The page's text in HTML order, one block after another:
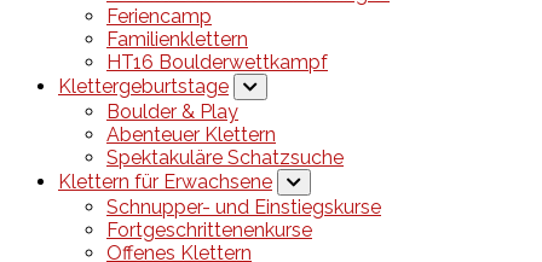
Feriencamp
Familienklettern
HT16 Boulderwettkampf
Klettergeburtstage
Boulder & Play
Abenteuer Klettern
Spektakuläre Schatzsuche
Klettern für Erwachsene
Schnupper- und Einstiegskurse
Fortgeschrittenenkurse
Offenes Klettern